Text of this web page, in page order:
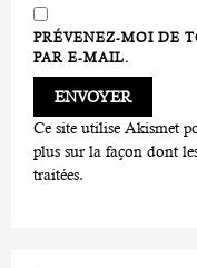
PRÉVENEZ-MOI DE
PAR E-MAIL.
Ce site utilise Akismet
plus sur la façon dont
traitées.